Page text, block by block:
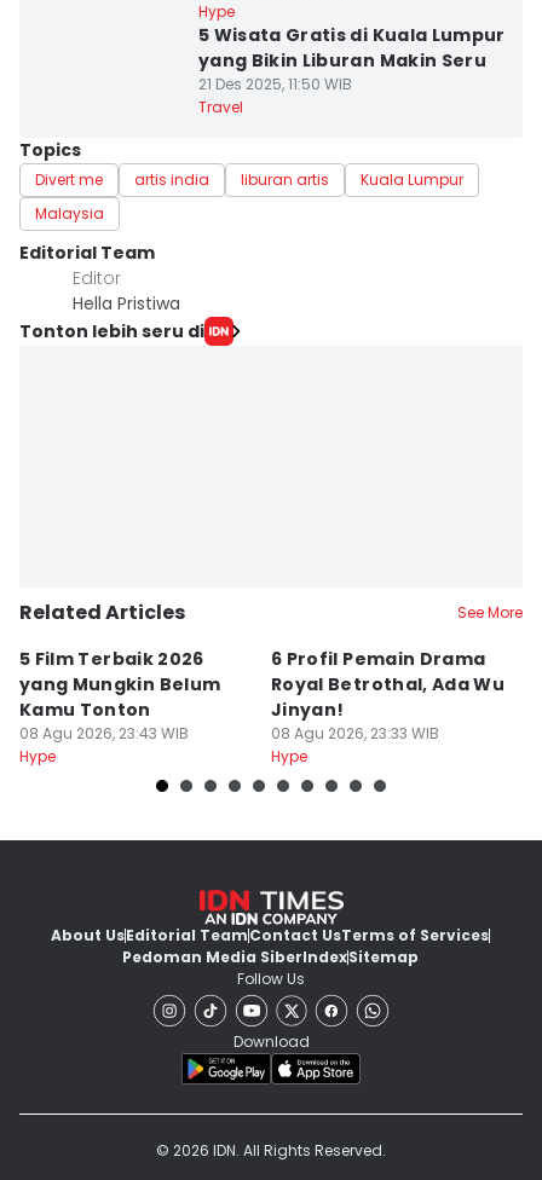
Hype
5 Wisata Gratis di Kuala Lumpur
yang Bikin Liburan Makin Seru
21 Des 2025, 11:50 WIB
Travel
Topics
Divert me artis india liburan artis
Kuala Lumpur
Malaysia
Editorial Team
Editor
Hella Pristiwa
Tonton lebih seru di
Related Articles See More
5 Film Terbaik 2026
yang Mungkin Belum
Kamu Tonton
08 Agu 2026, 23:43 WIB
Hype
6 Profil Pemain Drama
Royal Betrothal, Ada Wu
Jinyan!
08 Agu 2026, 23:33 WIB
Hype
About UsEditorial TeamContact UsTerms of Services
Pedoman Media SiberIndexSitemap
Follow Us
Download
© 2026 IDN. All Rights Reserved.